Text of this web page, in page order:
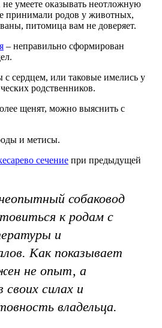
умеете оказывать неотложную
принимали родов у животных,
питомица вам не доверяет.
– неправильно сформирован
сердцем, или таковые имелись у
родственников.
щенят, можно выяснить с
и метисы.
сечение при предыдущей
собаковод
к родам с
и
Как показывает
не опыт, а
своих силах и
владельца.